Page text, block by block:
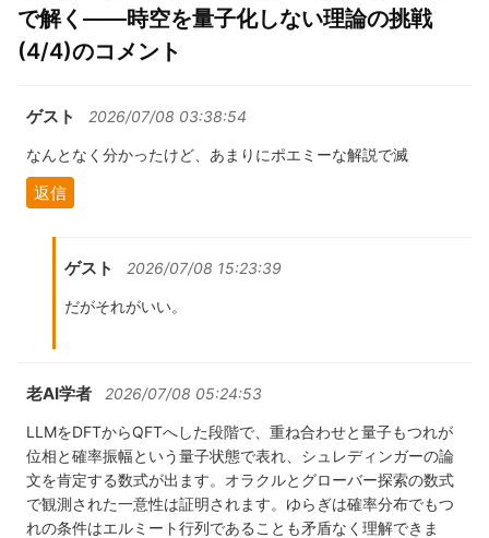
で解く――時空を量子化しない理論の挑戦
(4/4)のコメント
ゲスト 2026/07/08 03:38:54
なんとなく分かったけど、あまりにポエミーな解説で滅
返信
ゲスト 2026/07/08 15:23:39
だがそれがいい。
老AI学者 2026/07/08 05:24:53
LLMをDFTからQFTへした段階で、重ね合わせと量子もつれが
位相と確率振幅という量子状態で表れ、シュレディンガーの論
文を肯定する数式が出ます。オラクルとグローバー探索の数式
で観測された一意性は証明されます。ゆらぎは確率分布でもつ
れの条件はエルミート行列であることも矛盾なく理解できま